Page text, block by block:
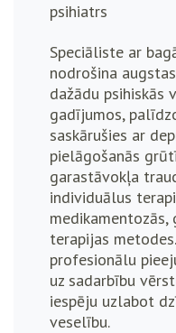
psihiatrs
Speciāliste ar
nodrošina
dažādu psihiskās
gadījumos,
saskārušies ar
pielāgošanās
garastāvokļa
individuālus
medikamentozās,
terapijas
profesionālu
uz sadarbību
iespēju uzlabot
veselību.